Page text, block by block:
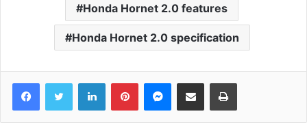
Honda Hornet 2.0 features
Honda Hornet 2.0 specification
FacebookTwitter LinkedInPinterestMessenger
Share via Email Print